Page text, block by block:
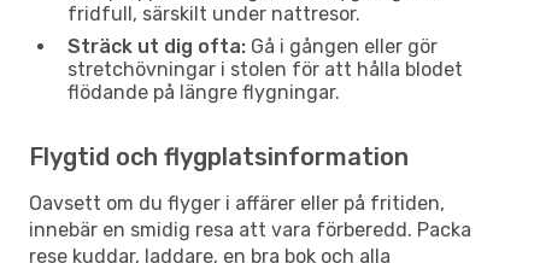
fridfull, särskilt under nattresor.
Sträck ut dig ofta: Gå i gången eller gör
stretchövningar i stolen för att hålla blodet
flödande på längre flygningar.
Flygtid och flygplatsinformation
Oavsett om du flyger i affärer eller på fritiden,
innebär en smidig resa att vara förberedd. Packa
rese kuddar, laddare, en bra bok och alla